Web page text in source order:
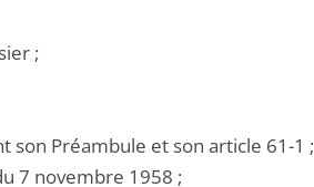
;
son Préambule et son article 61-1 ;
7 novembre 1958 ;